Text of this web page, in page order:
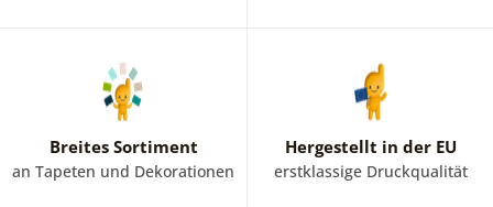
Breites Sortiment
an Tapeten und Dekorationen
Hergestellt in der EU
erstklassige Druckqualität